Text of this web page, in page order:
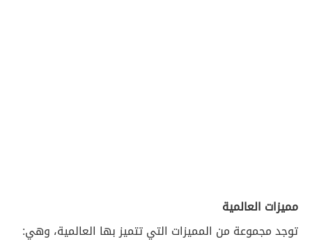
مميزات العالمية
توجد مجموعة من المميزات التي تتميز بها العالمية، وهي: